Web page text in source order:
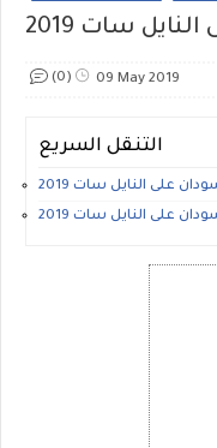
سات 2019
09 May 2019
(0)
التنقل السريع
على النايل سات 2019
على النايل سات 2019